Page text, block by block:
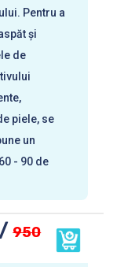
Pentru a
și
de
piele, se
un
- 90 de
/950